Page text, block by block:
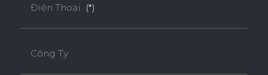
Điện Thoại (*)
Công Ty